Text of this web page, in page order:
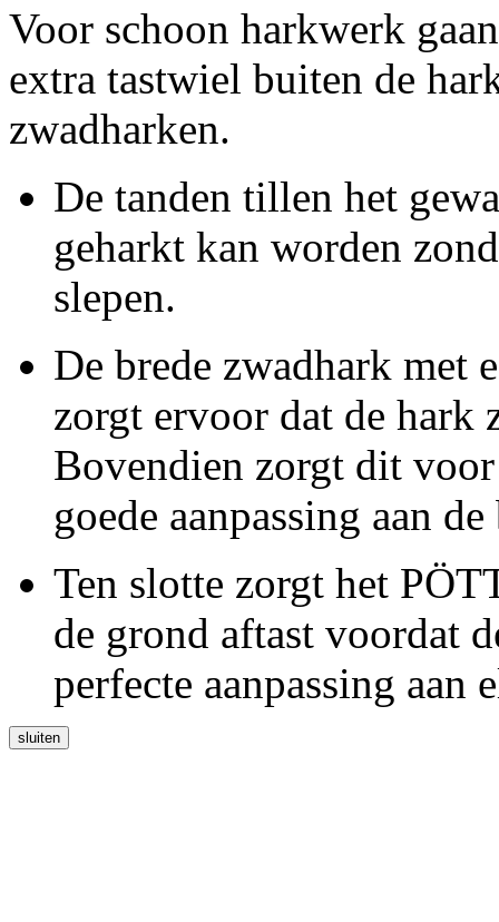
Voor schoon harkwerk
extra tastwiel buiten de
zwadharken.
De tanden tillen het
geharkt kan worden
slepen.
De brede zwadhark met
zorgt ervoor dat de hark
Bovendien zorgt dit
goede aanpassing aan
Ten slotte zorgt het
de grond aftast voordat
perfecte aanpassing aan
sluiten